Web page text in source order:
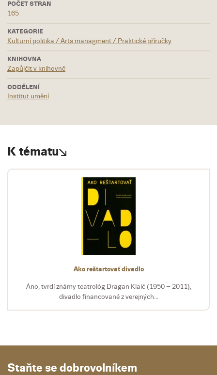
POČET STRAN
165
KATEGORIE
Kulturní politika / Arts managment / Praktické příručky
KNIHOVNA
Zapůjčit v knihovně
ODDĚLENÍ
Institut umění
K tématu
Ako reštartovať divadlo
Áno, tvrdí známy teatrológ Dragan Klaić (1950 – 2011),
divadlo financované z verejných...
Staňte se dobrovolníkem